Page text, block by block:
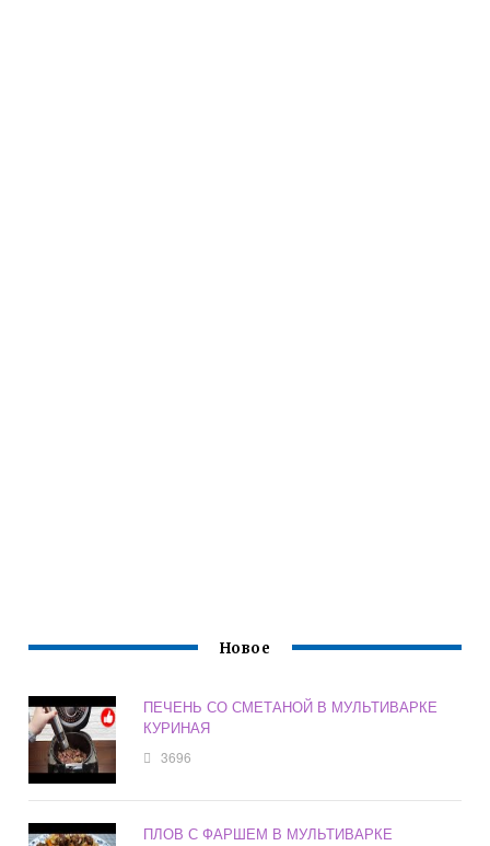
Новое
ПЕЧЕНЬ СО СМЕТАНОЙ В МУЛЬТИВАРКЕ
КУРИНАЯ
3696
ПЛОВ С ФАРШЕМ В МУЛЬТИВАРКЕ